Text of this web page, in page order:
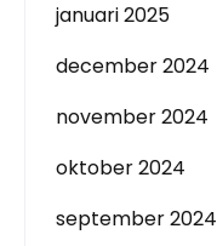
januari 2025
december 2024
november 2024
oktober 2024
september 2024